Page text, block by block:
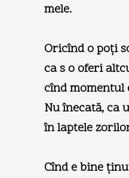
mele.
Oricînd o poţi
ca s o oferi
cînd
Nu înecată, ca
în laptele
Cînd e bine